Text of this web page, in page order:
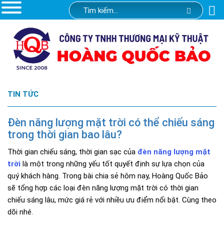
TIN TỨC
Đèn năng lượng mặt trời có thể chiếu sáng
trong thời gian bao lâu?
Thời gian chiếu sáng, thời gian sạc của đèn năng lượng mặt
trời là một trong những yếu tốt quyết định sự lựa chọn của
quý khách hàng. Trong bài chia sẻ hôm nay, Hoàng Quốc Bảo
sẽ tổng hợp các loại đèn năng lượng mặt trời có thời gian
chiếu sáng lâu, mức giá rẻ với nhiều ưu điểm nổi bật. Cùng theo
dõi nhé.